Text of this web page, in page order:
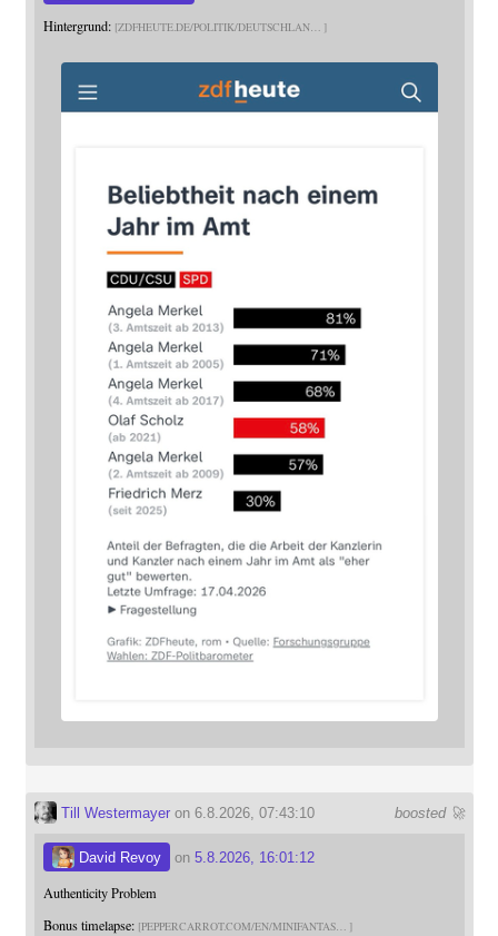
Hintergrund: ZDFHEUTE.DE/POLITIK/DEUTSCHLAN
boosted 🚀
Till Westermayeron 6.8.2026, 07:43:10
David Revoy on 5.8.2026, 16:01:12
Authenticity Problem
Bonus timelapse: PEPPERCARROT.COM/EN/MINIFANTAS